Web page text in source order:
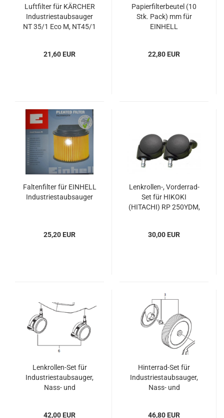
Luftfilter für KÄRCHER
Industriestaubsauger
NT 35/1 Eco M, NT45/1
21,60 EUR
Papierfilterbeutel (10
Stk. Pack) mm für
EINHELL
22,80 EUR
Faltenfilter für EINHELL
Industriestaubsauger
25,20 EUR
Lenkrollen-, Vorderrad-
Set für HIKOKI
(HITACHI) RP 250YDM,
RNT 1225M
30,00 EUR
Lenkrollen-Set für
Industriestaubsauger,
Nass- und
42,00 EUR
Hinterrad-Set für
Industriestaubsauger,
Nass- und
46,80 EUR